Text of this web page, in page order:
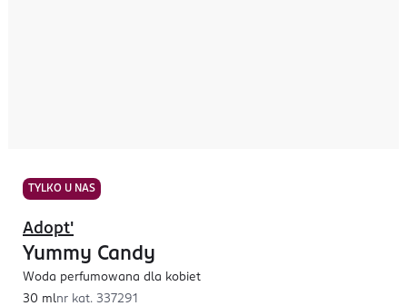
TYLKO U NAS
Adopt'
Yummy Candy
Woda perfumowana dla kobiet
30 mlnr kat. 337291